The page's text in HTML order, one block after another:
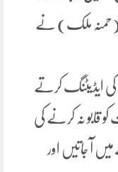
(حمنہ ملک) نے
ایڈیٹنگ کرتے
قابو نہ کرنے کی
آ جاتیں اور